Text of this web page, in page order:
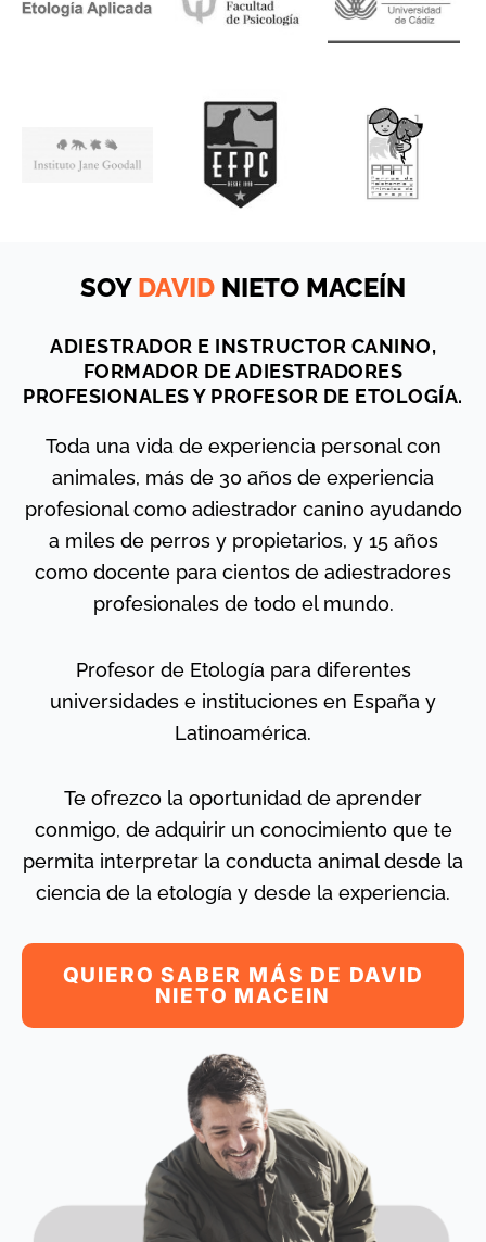
SOYDAVID NIETO MACEÍN
ADIESTRADOR E INSTRUCTOR CANINO,
FORMADOR DE ADIESTRADORES
PROFESIONALES Y PROFESOR DE ETOLOGÍA.
Toda una vida de experiencia personal con
animales, más de 30 años de experiencia
profesional como adiestrador canino ayudando
a miles de perros y propietarios, y 15 años
como docente para cientos de adiestradores
profesionales de todo el mundo.
Profesor de Etología para diferentes
universidades e instituciones en España y
Latinoamérica.
Te ofrezco la oportunidad de aprender
conmigo, de adquirir un conocimiento que te
permita interpretar la conducta animal desde la
ciencia de la etología y desde la experiencia.
QUIERO SABER MÁS DE DAVID
NIETO MACEIN